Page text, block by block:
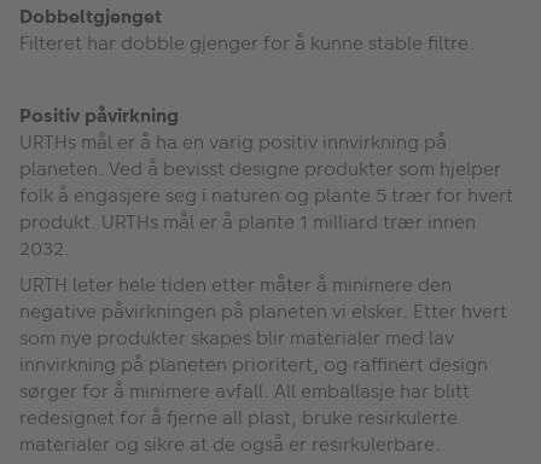
Dobbeltgjenget
Filteret har dobble gjenger for å kunne stable filtre.
Positiv påvirkning
URTHs mål er å ha en varig positiv innvirkning på
planeten. Ved å bevisst designe produkter som hjelper
folk å engasjere seg i naturen og plante 5 trær for hvert
produkt. URTHs mål er å plante 1 milliard trær innen
2032.
URTH leter hele tiden etter måter å minimere den
negative påvirkningen på planeten vi elsker. Etter hvert
som nye produkter skapes blir materialer med lav
innvirkning på planeten prioritert, og raffinert design
sørger for å minimere avfall. All emballasje har blitt
redesignet for å fjerne all plast, bruke resirkulerte
materialer og sikre at de også er resirkulerbare.